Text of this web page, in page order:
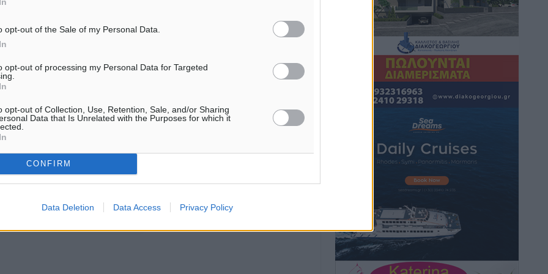
opt-out of the Sale of my Personal Data.
opt-out of processing my Personal Data for Targeted
opt-out of Collection, Use, Retention, Sale, and/or Sharing
Data that Is Unrelated with the Purposes for which it
CONFIRM
Data Deletion Data Access Privacy Policy
2026 Ιστιοπλοϊκός
#Κως
αναζήτησης
Hotels – Χατζηλαζάρου – Προχωρά
καινούργιο ξενοδοχείο στην Κω
Τοπικές Ειδήσεις• πριν 9 ώρες
Αυτοκίνητο μπήκε παράνομα σε
μονόδρομο στο Μαστιχάρι –
Αναποδογύρισε όχημα με μητέρα και
πριν 9 ώρες
“Η Ευρώπη αντιμετώπιζε το
προσφυγικό σαν ταινία τρόμου” – Η
συγκλονιστική μαρτυρία της Χαρούλας
Γιασιράνη στον RV για τα γεγονότα που
οδήγησαν στο Σύμφωνο της Λέρου
Τοπικές Ειδήσεις• πριν 9 ώρες
Συναυλία με τον Γιάννη Κότσιρα στις